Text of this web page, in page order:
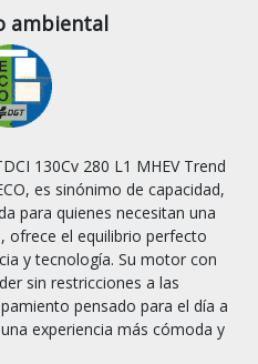
ambiental
es sinónimo de capacidad,
para quienes necesitan una
ofrece el equilibrio perfecto
y tecnología. Su motor con
sin restricciones a las
pensado para el día a
experiencia más cómoda y